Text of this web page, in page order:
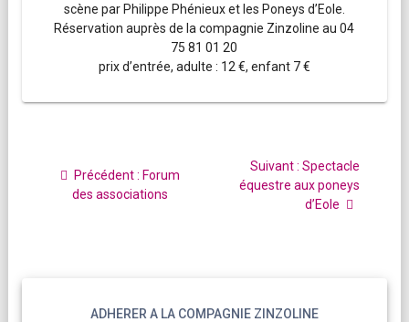
scène par Philippe Phénieux et les Poneys d’Eole.
Réservation auprès de la compagnie Zinzoline au 04
75 81 01 20
prix d’entrée, adulte : 12 €, enfant 7 €
l’article
Précédent : Article
précédent
Forum
des associations
Suivant : Article
suivant
Spectacle
équestre aux poneys
d’Eole
ADHERER A LA COMPAGNIE ZINZOLINE